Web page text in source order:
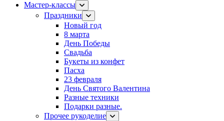
Мастер-классы
Праздники
Новый год
8 марта
День Победы
Свадьба
Букеты из конфет
Пасха
23 февраля
День Святого Валентина
Разные техники
Подарки разные.
Прочее рукоделие